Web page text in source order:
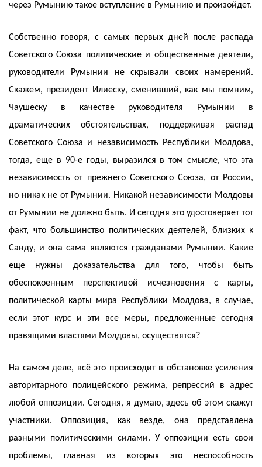
через Румынию такое вступление в Румынию и произойдет.
Собственно говоря, с самых первых дней после распада
Советского Союза политические и общественные деятели,
руководители Румынии не скрывали своих намерений.
Скажем, президент Илиеску, сменивший, как мы помним,
Чаушеску в качестве руководителя Румынии в
драматических обстоятельствах, поддерживая распад
Советского Союза и независимость Республики Молдова,
тогда, еще в 90-е годы, выразился в том смысле, что эта
независимость от прежнего Советского Союза, от России,
но никак не от Румынии. Никакой независимости Молдовы
от Румынии не должно быть. И сегодня это удостоверяет тот
факт, что большинство политических деятелей, близких к
Санду, и она сама являются гражданами Румынии. Какие
еще нужны доказательства для того, чтобы быть
обеспокоенным перспективой исчезновения с карты,
политической карты мира Республики Молдова, в случае,
если этот курс и эти все меры, предложенные сегодня
правящими властями Молдовы, осуществятся?
На самом деле, всё это происходит в обстановке усиления
авторитарного полицейского режима, репрессий в адрес
любой оппозиции. Сегодня, я думаю, здесь об этом скажут
участники. Оппозиция, как везде, она представлена
разными политическими силами. У оппозиции есть свои
проблемы, главная из которых это неспособность